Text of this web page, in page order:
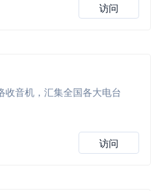
访问
收音机，汇集全国各大电台
访问